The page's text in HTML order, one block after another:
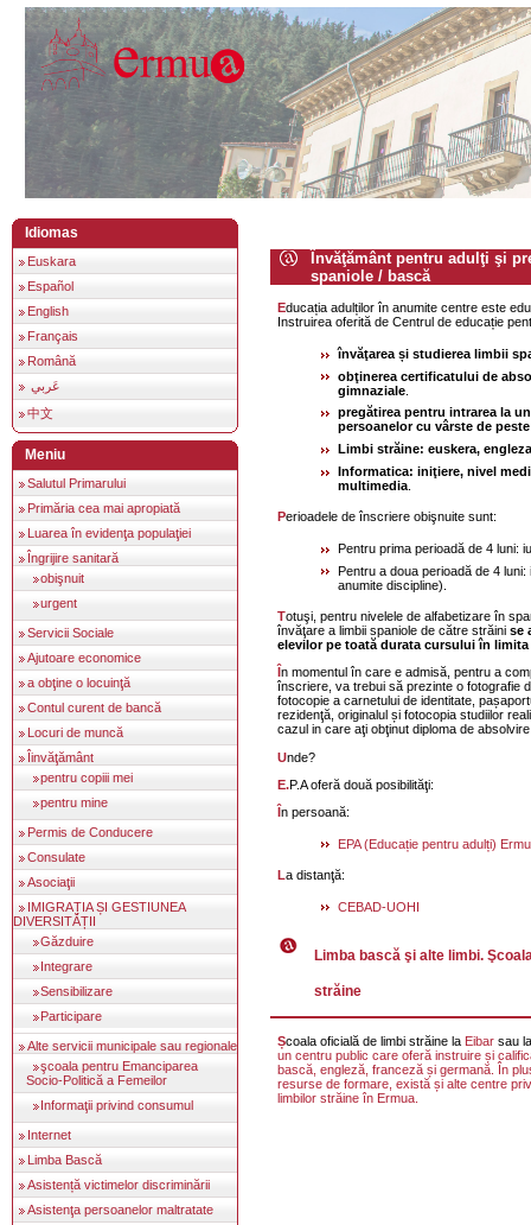
Idiomas
Euskara
Español
English
Français
Română
中文
Meniu
Salutul Primarului
Primăria cea mai apropiată
Luarea în evidenţa populaţiei
Îngrijire sanitară
obişnuit
urgent
Servicii Sociale
Ajutoare economice
a obţine o locuinţă
Contul curent de bancă
Locuri de muncă
Îinvăţământ
pentru copiii mei
pentru mine
Permis de Conducere
Consulate
Asociaţii
IMIGRAȚIA ȘI GESTIUNEA
DIVERSITĂȚII
Găzduire
Integrare
Sensibilizare
Participare
Alte servicii municipale sau regionale
şcoala pentru Emanciparea
Socio-Politică a Femeilor
Informaţii privind consumul
Internet
Limba Bască
Asistență victimelor discriminării
Asistenţa persoanelor maltratate
Învăţământ pentru adulţi şi
spaniole / bască
Educația adulților în anumite centre este educație gratuită.
Instruirea oferită de Centrul de educație
învăţarea și studierea limbii
obţinerea certificatului de
gimnaziale
pregătirea pentru intrarea la
persoanelor cu vârste de
Limbi străine: euskera,
Informatica: iniţiere, nivel
multimedia
Perioadele de înscriere obişnuite sunt:
Pentru prima perioadă de 4 luni:
Pentru a doua perioadă de 4
anumite discipline).
Totuşi, pentru nivelele de alfabetizare în spaniolă şi cursurile de
învăţare a limbii spaniole de către străini se
elevilor pe toată durata cursului în
înscriere, va trebui să prezinte o fotografie
fotocopie a carnetului de identitate,
rezidenţă, originalul și fotocopia studiilor
cazul in care aţi obţinut diploma de
Unde?
E.P.A oferă două posibilităţi:
În persoană:
EPA (Educație pentru adulți)
La distanţă:
CEBAD-UOHI
Limba bască şi alte limbi.
străine
Școala oficială de limbi străine la Eibar sau
un centru public care oferă instruire și
bască, engleză, franceză și germană. În
resurse de formare, există și alte centre
limbilor străine în Ermua.